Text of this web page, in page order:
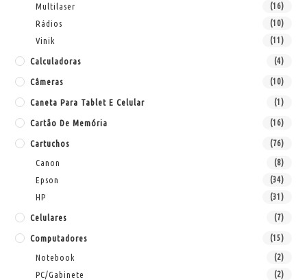
Multilaser (16)
Rádios (10)
Vinik (11)
Calculadoras (4)
Câmeras (10)
Caneta Para Tablet E Celular (1)
Cartão De Memória (16)
Cartuchos (76)
Canon (8)
Epson (34)
HP (31)
Celulares (7)
Computadores (15)
Notebook (2)
PC/Gabinete (2)